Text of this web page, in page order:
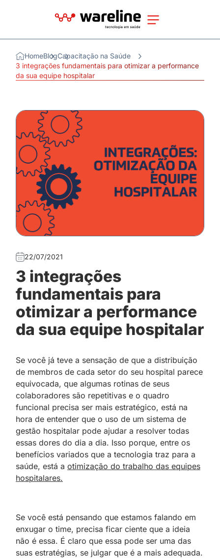
HomeBlogCapacitação na Saúde
3 integrações fundamentais para otimizar a performance
da sua equipe hospitalar
22/07/2021
3 integrações
fundamentais para
otimizar a performance
da sua equipe hospitalar
Se você já teve a sensação de que a distribuição
de membros de cada setor do seu hospital parece
equivocada, que algumas rotinas de seus
colaboradores são repetitivas e o quadro
funcional precisa ser mais estratégico, está na
hora de entender que o uso de um sistema de
gestão hospitalar pode ajudar a resolver todas
essas dores do dia a dia. Isso porque, entre os
benefícios variados que a tecnologia traz para a
saúde, está a otimização do trabalho das equipes
hospitalares.
Se você está pensando que estamos falando em
enxugar o time, precisa ficar ciente que a ideia
não é essa. É claro que essa pode ser uma das
suas estratégias, se julgar que é a mais adequada.